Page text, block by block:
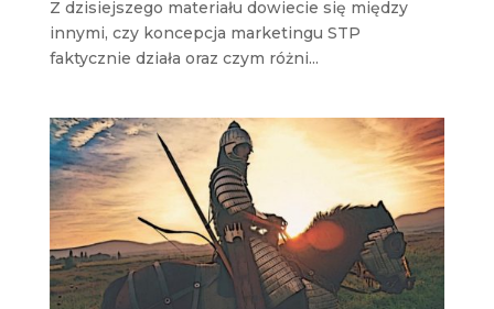
Z dzisiejszego materiału dowiecie się między
innymi, czy koncepcja marketingu STP
faktycznie działa oraz czym różni...